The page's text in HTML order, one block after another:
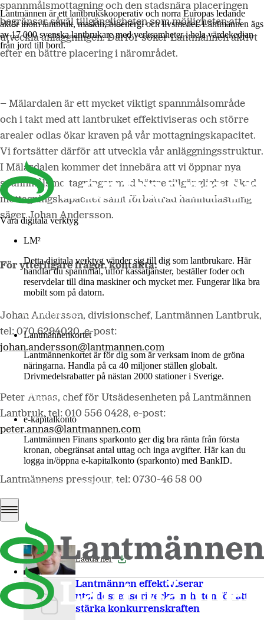
Lantmännen är ett lantbrukskooperativ och norra Europas ledande
aktör inom lantbruk, maskin, bioenergi och livsmedel. Lantmännen ägs
av 17 000 svenska lantbrukare med verksamheter i hela värdekedjan
från jord till bord.
Våra digitala verktyg
LM²
Detta digitala verktyg vänder sig till dig som lantbrukare. Här
handlar du spannmål, utför kassatjänster, beställer foder och
reservdelar till dina maskiner och mycket mer. Fungerar lika bra
mobilt som på datorn.
Mer om LM2
Lantmännenkortet
Lantmännenkortet är för dig som är verksam inom de gröna
näringarna. Handla på ca 40 miljoner ställen globalt.
Drivmedelsrabatter på nästan 2000 stationer i Sverige.
Logga in
e-kapitalkonto
Lantmännen Finans sparkonto ger dig bra ränta från första
kronan, obegränsat antal uttag och inga avgifter. Här kan du
logga in/öppna e-kapitalkonto (sparkonto) med BankID.
Logga in e-kapitalkonto
spannmålsmottagning och den stadsnära placeringen
begränsar såväl tillgängligheten som möjligheten att
utveckla anläggningen. Därför söker Lantmännen aktivt
efter en bättre placering i närområdet.
– Mälardalen är ett mycket viktigt spannmålsområde
och i takt med att lantbruket effektiviseras och större
arealer odlas ökar kraven på vår mottagningskapacitet.
Vi fortsätter därför att utveckla vår anläggningsstruktur.
I Mälardalen kommer det innebära att vi öppnar nya
spannmålsmottagningar med bättre tillgänglighet, ökad
mottagningskapacitet samt förbättrad hamnutlastning
säger Johan Andersson.
För ytterligare frågor, kontakta:
Johan Andersson, divisionschef, Lantmännen Lantbruk,
tel: 070 6294020, e-post:
johan.andersson@lantmannen.com
Peter Annas, chef för Utsädesenheten på Lantmännen
Lantbruk, tel: 010 556 0428, e-post:
peter.annas@lantmannen.com
Lantmännens pressjour, tel: 0730-46 58 00
Johan Andersson ny chef på division Lantbruk
Ladda ner
Lantmännen effektiviserar
utsädesrenseriverksamheten för att
stärka konkurrenskraften